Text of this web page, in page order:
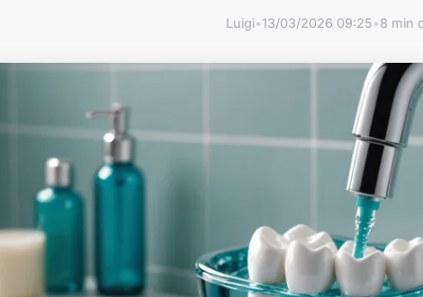
Luigi•13/03/2026 09:25•8 min